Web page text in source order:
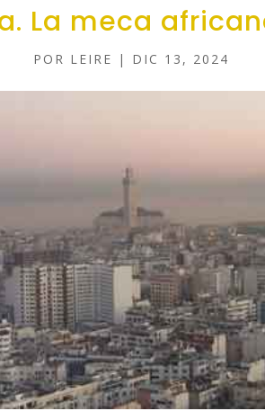
La meca
POR LEIRE | DIC 13, 2024